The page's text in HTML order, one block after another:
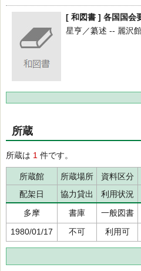
[ 和図書 ] 各国国会
星亨／纂述 -- 麗沢
所蔵
所蔵は 1 件です。
所蔵館 所蔵場所 資料区分
配架日
協力貸出 利用状況
多摩
書庫 一般図書
1980/01/17
不可 利用可